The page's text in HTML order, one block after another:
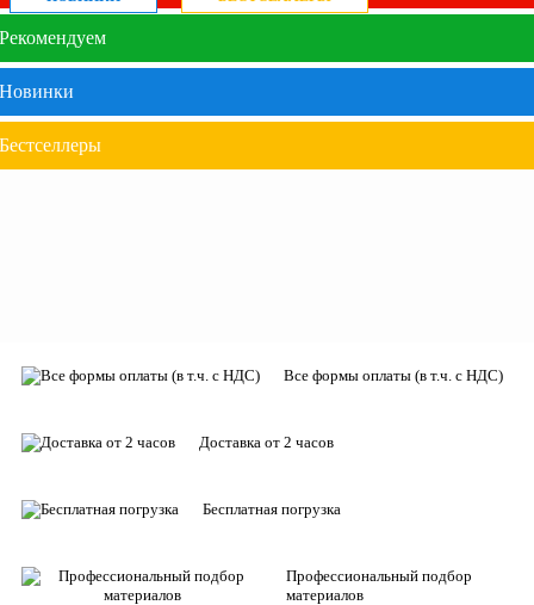
Рекомендуем
Новинки
Бестселлеры
Все формы оплаты (в т.ч. с НДС)
Доставка от 2 часов
Бесплатная погрузка
Профессиональный подбор
материалов